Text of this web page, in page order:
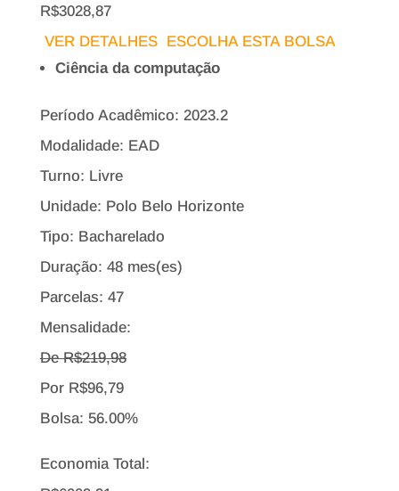
R$3028,87
VER DETALHES ESCOLHA ESTA BOLSA
Ciência da computação
Período Acadêmico: 2023.2
Modalidade: EAD
Turno: Livre
Unidade: Polo Belo Horizonte
Tipo: Bacharelado
Duração: 48 mes(es)
Parcelas: 47
Mensalidade:
De R$219,98
Por R$96,79
Bolsa: 56.00%
Economia Total: